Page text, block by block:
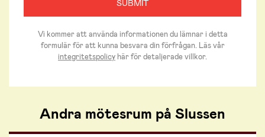
Vi kommer att använda informationen du lämnar i detta
formulär för att kunna besvara din förfrågan. Läs vår
integritetspolicy här för detaljerade villkor.
Andra mötesrum på Slussen